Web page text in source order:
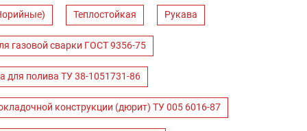
Теплостойкая Рукава
газовой сварки ГОСТ 9356-75
для полива ТУ 38-1051731-86
конструкции (дюрит) ТУ 005 6016-87